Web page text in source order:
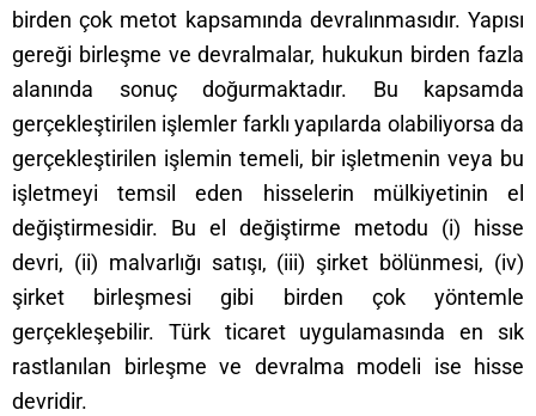
birden çok metot kapsamında devralınmasıdır. Yapısı
gereği birleşme ve devralmalar, hukukun birden fazla
alanında sonuç doğurmaktadır. Bu kapsamda
gerçekleştirilen işlemler farklı yapılarda olabiliyorsa da
gerçekleştirilen işlemin temeli, bir işletmenin veya bu
işletmeyi temsil eden hisselerin mülkiyetinin el
değiştirmesidir. Bu el değiştirme metodu (i) hisse
devri, (ii) malvarlığı satışı, (iii) şirket bölünmesi, (iv)
şirket birleşmesi gibi birden çok yöntemle
gerçekleşebilir. Türk ticaret uygulamasında en sık
rastlanılan birleşme ve devralma modeli ise hisse
devridir.